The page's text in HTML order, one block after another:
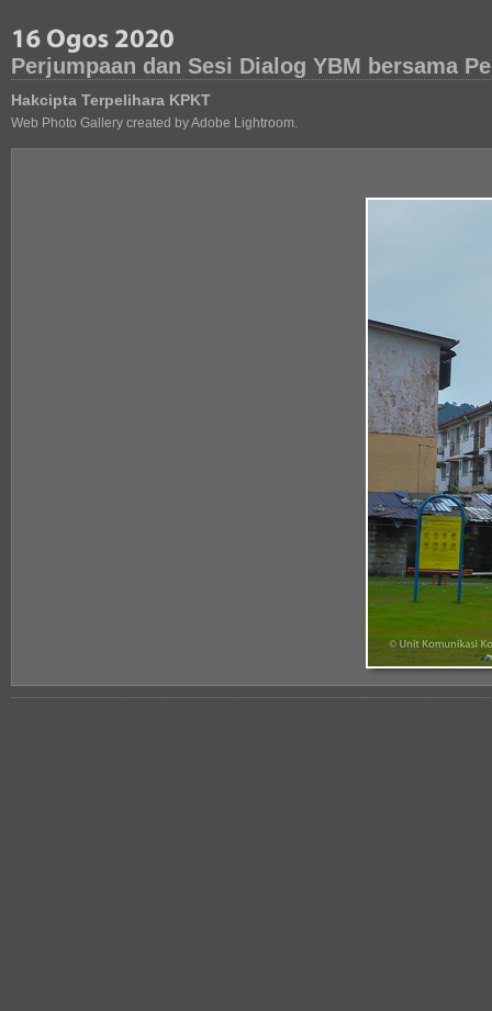
Perjumpaan dan Sesi Dialog YBM bersama
Hakcipta Terpelihara KPKT
Web Photo Gallery created by Adobe Lightroom.